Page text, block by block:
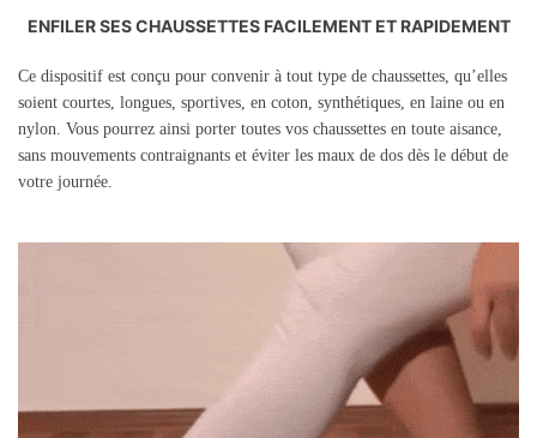
ENFILER SES CHAUSSETTES FACILEMENT ET RAPIDEMENT
Ce dispositif est conçu pour convenir à tout type de chaussettes, qu’elles
soient courtes, longues, sportives, en coton, synthétiques, en laine ou en
nylon. Vous pourrez ainsi porter toutes vos chaussettes en toute aisance,
sans mouvements contraignants et éviter les maux de dos dès le début de
votre journée.